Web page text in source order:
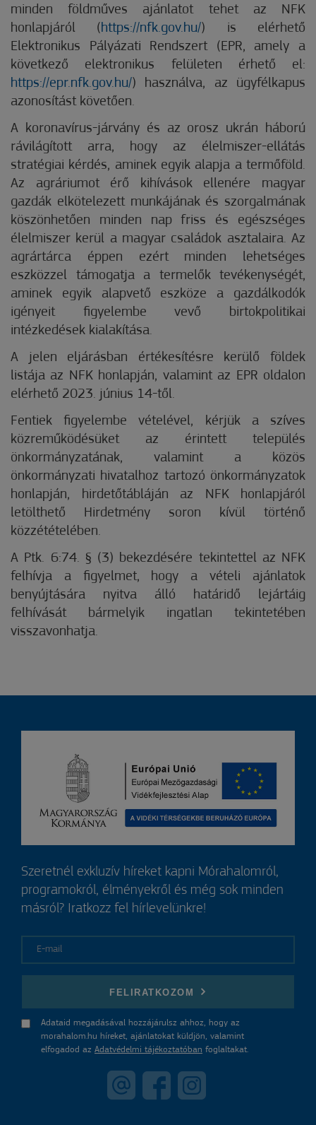
minden földműves ajánlatot tehet az NFK
honlapjáról (https://nfk.gov.hu/) is elérhető
Elektronikus Pályázati Rendszert (EPR, amely a
következő elektronikus felületen érhető el:
https://epr.nfk.gov.hu/) használva, az ügyfélkapus
azonosítást követően.
A koronavírus-járvány és az orosz ukrán háború
rávilágított arra, hogy az élelmiszer-ellátás
stratégiai kérdés, aminek egyik alapja a termőföld.
Az agráriumot érő kihívások ellenére magyar
gazdák elkötelezett munkájának és szorgalmának
köszönhetően minden nap friss és egészséges
élelmiszer kerül a magyar családok asztalaira. Az
agrártárca éppen ezért minden lehetséges
eszközzel támogatja a termelők tevékenységét,
aminek egyik alapvető eszköze a gazdálkodók
igényeit figyelembe vevő birtokpolitikai
intézkedések kialakítása.
A jelen eljárásban értékesítésre kerülő földek
listája az NFK honlapján, valamint az EPR oldalon
elérhető 2023. június 14-től.
Fentiek figyelembe vételével, kérjük a szíves
közreműködésüket az érintett település
önkormányzatának, valamint a közös
önkormányzati hivatalhoz tartozó önkormányzatok
honlapján, hirdetőtábláján az NFK honlapjáról
letölthető Hirdetmény soron kívül történő
közzétételében.
A Ptk. 6:74. § (3) bekezdésére tekintettel az NFK
felhívja a figyelmet, hogy a vételi ajánlatok
benyújtására nyitva álló határidő lejártáig
felhívását bármelyik ingatlan tekintetében
visszavonhatja.
Szeretnél exkluzív híreket kapni Mórahalomról,
programokról, élményekről és még sok minden
másról? Iratkozz fel hírlevelünkre!
FELIRATKOZOM
Adataid megadásával hozzájárulsz ahhoz, hogy az
morahalom.hu híreket, ajánlatokat küldjön, valamint
elfogadod az Adatvédelmi tájékoztatóban foglaltakat.